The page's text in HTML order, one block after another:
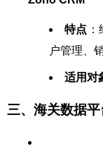
特点
户管理、
适用对
三、海关数据平